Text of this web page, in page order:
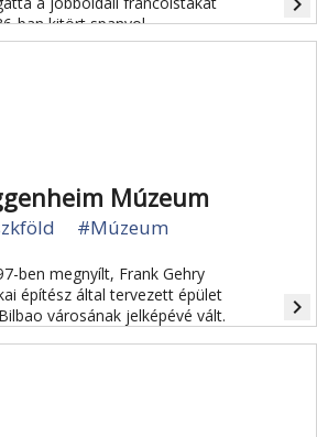
ban kitört spanyol
A történelem során
Múzeum
#Múzeum
ben megnyílt, Frank Gehry
építész által tervezett épület
városának jelképévé vált.
navigate_next